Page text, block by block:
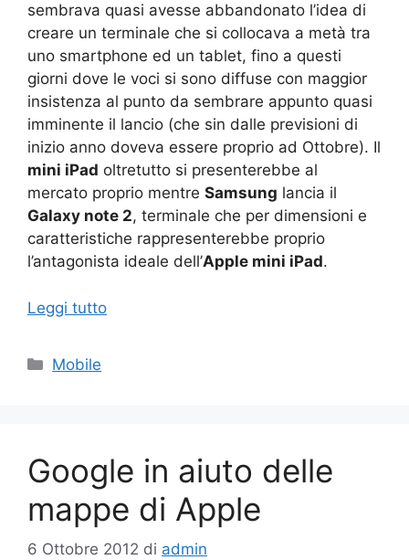
sembrava quasi avesse abbandonato l’idea di
creare un terminale che si collocava a metà tra
uno smartphone ed un tablet, fino a questi
giorni dove le voci si sono diffuse con maggior
insistenza al punto da sembrare appunto quasi
imminente il lancio (che sin dalle previsioni di
inizio anno doveva essere proprio ad Ottobre). Il
mini iPad oltretutto si presenterebbe al
mercato proprio mentre Samsung lancia il
Galaxy note 2, terminale che per dimensioni e
caratteristiche rappresenterebbe proprio
l’antagonista ideale dell’Apple mini iPad.
Leggi tutto
Categorie
Mobile
Google in aiuto delle
mappe di Apple
6 Ottobre 2012 di admin